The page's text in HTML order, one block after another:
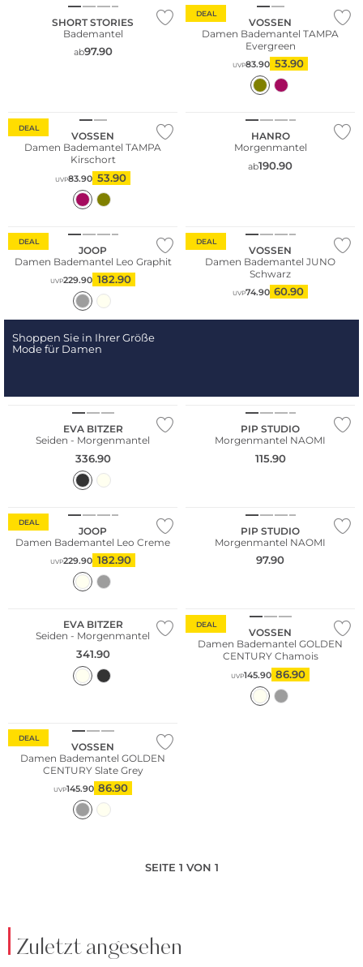
SHORT STORIES
Bademantel
ab97.90
DEAL
VOSSEN
Damen Bademantel TAMPA
Evergreen
UVP83.90 53.90
DEAL
VOSSEN
Damen Bademantel TAMPA
Kirschort
UVP83.90 53.90
HANRO
Morgenmantel
ab190.90
DEAL
JOOP
Damen Bademantel Leo Graphit
UVP229.90 182.90
DEAL
VOSSEN
Damen Bademantel JUNO
Schwarz
UVP74.90 60.90
Shoppen Sie in Ihrer Größe
Mode für Damen
EVA BITZER
Seiden - Morgenmantel
336.90
PIP STUDIO
Morgenmantel NAOMI
115.90
DEAL
JOOP
Damen Bademantel Leo Creme
UVP229.90 182.90
PIP STUDIO
Morgenmantel NAOMI
97.90
EVA BITZER
Seiden - Morgenmantel
341.90
DEAL
VOSSEN
Damen Bademantel GOLDEN
CENTURY Chamois
UVP145.90 86.90
DEAL
VOSSEN
Damen Bademantel GOLDEN
CENTURY Slate Grey
UVP145.90 86.90
SEITE 1 VON 1
Zuletzt angesehen